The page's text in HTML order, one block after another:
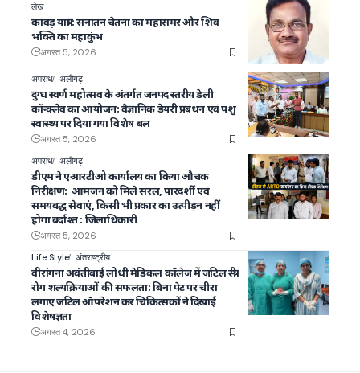
लेख
कांवड़ यात्रा : सनातन चेतना का महासमर और शिव
भक्ति का महाकुंभ
अगस्त 5, 2026
अपराध अलीगढ़
दुग्ध स्वर्ण महोत्सव के अंतर्गत जनपद स्तरीय डेली
कॉन्क्लेव का आयोजन: वैज्ञानिक डेयरी प्रबंधन एवं पशु
स्वास्थ्य पर दिया गया विशेष बल
अगस्त 5, 2026
अपराध अलीगढ़
डीएम ने एआरटीओ कार्यालय का किया औचक
निरीक्षण: आमजन को मिले सरल, पारदर्शी एवं
समयबद्ध सेवाएं, किसी भी प्रकार का उत्पीड़न नहीं
होगा बर्दाश्त : जिलाधिकारी
अगस्त 5, 2026
Life Style अंतराष्ट्रीय
वीरांगना अवंतीबाई लोधी मेडिकल कॉलेज में जटिल स्त्री
रोग शल्यक्रियाओं की सफलता: बिना पेट पर चीरा
लगाए जटिल ऑपरेशन कर चिकित्सकों ने दिखाई
विशेषज्ञता
अगस्त 4, 2026